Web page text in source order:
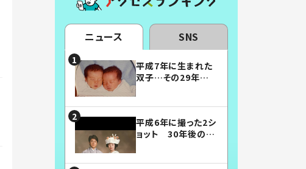
ニュース SNS
平成7年に生まれた
双子…その29年後
平成6年に撮った2シ
ョット 30年後の姿